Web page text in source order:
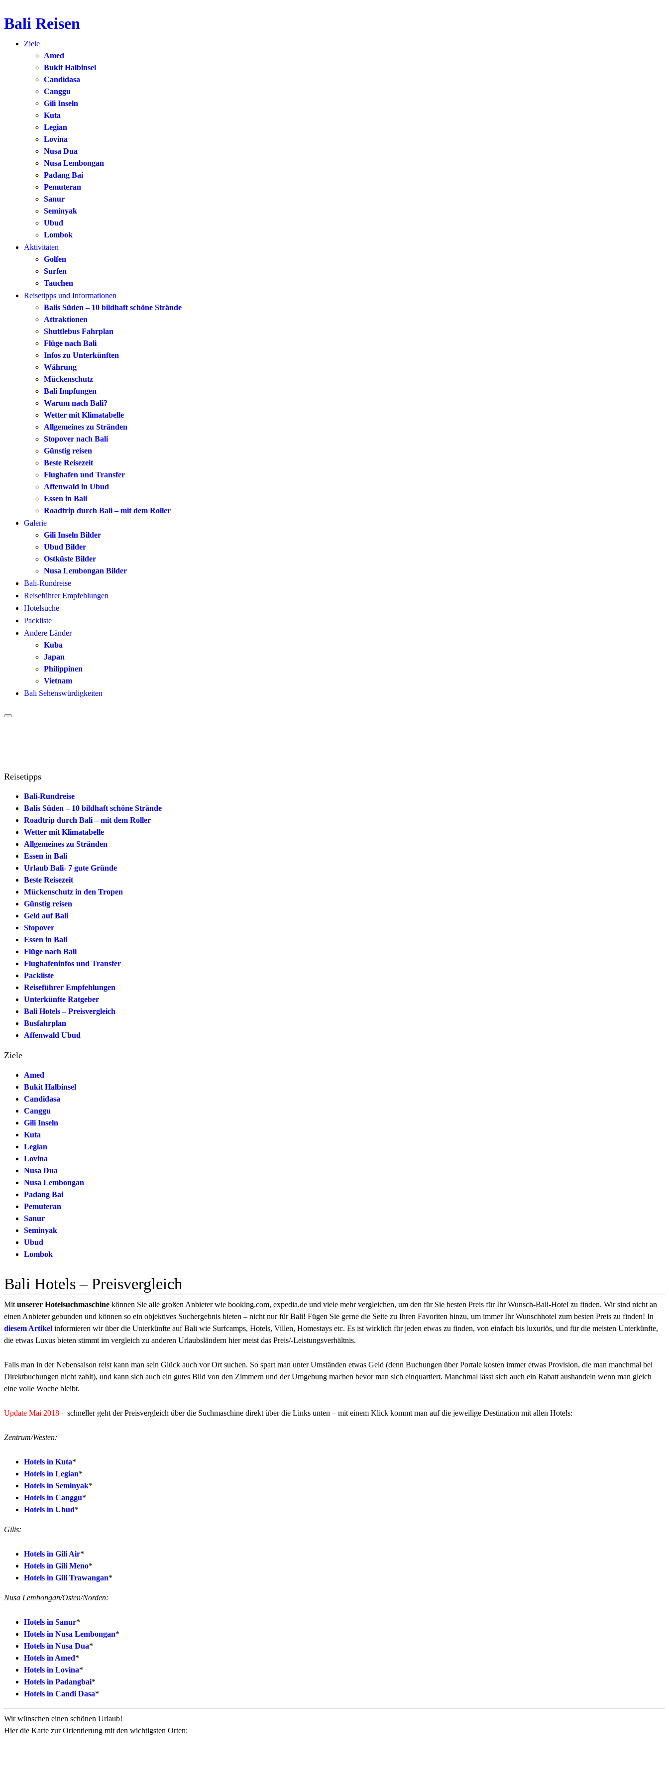
Zum
springen
Bali Reisen
Ziele
Amed
Bukit Halbinsel
Candidasa
Canggu
Gili Inseln
Kuta
Legian
Lovina
Nusa Dua
Nusa Lembongan
Padang Bai
Pemuteran
Sanur
Seminyak
Ubud
Lombok
Aktivitäten
Golfen
Surfen
Tauchen
Reisetipps und Informationen
Balis Süden – 10 bildhaft schöne Strände
Attraktionen
Shuttlebus Fahrplan
Flüge nach Bali
Infos zu Unterkünften
Währung
Mückenschutz
Bali Impfungen
Warum nach Bali?
Wetter mit Klimatabelle
Allgemeines zu Stränden
Stopover nach Bali
Günstig reisen
Beste Reisezeit
Flughafen und Transfer
Affenwald in Ubud
Essen in Bali
Roadtrip durch Bali – mit dem Roller
Galerie
Gili Inseln Bilder
Ubud Bilder
Ostküste Bilder
Nusa Lembongan Bilder
Bali-Rundreise
Reiseführer Empfehlungen
Hotelsuche
Packliste
Andere Länder
Kuba
Japan
Philippinen
Vietnam
Bali Sehenswürdigkeiten
Reisetipps
Bali-Rundreise
Balis Süden – 10 bildhaft schöne Strände
Roadtrip durch Bali – mit dem Roller
Wetter mit Klimatabelle
Allgemeines zu Stränden
Essen in Bali
Urlaub Bali- 7 gute Gründe
Beste Reisezeit
Mückenschutz in den Tropen
Günstig reisen
Geld auf Bali
Stopover
Essen in Bali
Flüge nach Bali
Flughafeninfos und Transfer
Packliste
Reiseführer Empfehlungen
Unterkünfte Ratgeber
Bali Hotels – Preisvergleich
Busfahrplan
Affenwald Ubud
Ziele
Amed
Bukit Halbinsel
Candidasa
Canggu
Gili Inseln
Kuta
Legian
Lovina
Nusa Dua
Nusa Lembongan
Padang Bai
Pemuteran
Sanur
Seminyak
Ubud
Lombok
Bali Hotels – Preisvergleich
Mit unserer Hotelsuchmaschine können Sie alle großen Anbieter wie booking.com, expedia.de und viele mehr vergleichen, um den für Sie besten Preis für Ihr Wunsch-Bali-Hotel zu finden. Wir sind nicht an
einen Anbieter gebunden und können so ein objektives Suchergebnis bieten – nicht nur für Bali! Fügen Sie gerne die Seite zu Ihren Favoriten hinzu, um immer Ihr Wunschhotel zum besten Preis zu finden! In
diesem Artikel informieren wir über die Unterkünfte auf Bali wie Surfcamps, Hotels, Villen, Homestays etc. Es ist wirklich für jeden etwas zu finden, von einfach bis luxuriös, und für die meisten Unterkünfte,
die etwas Luxus bieten stimmt im vergleich zu anderen Urlaubsländern hier meist das Preis/-Leistungsverhältnis.
Falls man in der Nebensaison reist kann man sein Glück auch vor Ort suchen. So spart man unter Umständen etwas Geld (denn Buchungen über Portale kosten immer etwas Provision, die man manchmal bei
Direktbuchungen nicht zahlt), und kann sich auch ein gutes Bild von den Zimmern und der Umgebung machen bevor man sich einquartiert. Manchmal lässt sich auch ein Rabatt aushandeln wenn man gleich
eine volle Woche bleibt.
Update Mai 2018 – schneller geht der Preisvergleich über die Suchmaschine direkt über die Links unten – mit einem Klick kommt man auf die jeweilige Destination mit allen Hotels:
Zentrum/Westen:
Hotels in Kuta*
Hotels in Legian*
Hotels in Seminyak*
Hotels in Canggu*
Hotels in Ubud*
Gilis:
Hotels in Gili Air*
Hotels in Gili Meno*
Hotels in Gili Trawangan*
Nusa Lembongan/Osten/Norden:
Hotels in Sanur*
Hotels in Nusa Lembongan*
Hotels in Nusa Dua*
Hotels in Amed*
Hotels in Lovina*
Hotels in Padangbai*
Hotels in Candi Dasa*
Wir wünschen einen schönen Urlaub!
Hier die Karte zur Orientierung mit den wichtigsten Orten: